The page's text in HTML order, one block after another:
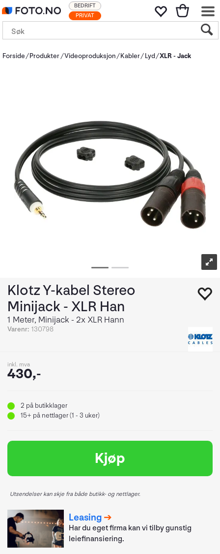
PRIVAT
BEDRIFT
Forside Produkter Videoproduksjon Kabler Lyd XLR - Jack
Klotz Y-kabel Stereo
Minijack - XLR Han
1 Meter, Minijack - 2x XLR Hann
Varenr: 130798
inkl. mva
430,-
2 på butikklager
15+ på nettlager (1 - 3 uker)
Kjøp
Utsendelser kan skje fra både butikk- og nettlager.
Leasing
Har du eget firma kan vi tilby gunstig
leiefinansiering.